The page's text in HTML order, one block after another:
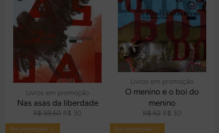
Livros em promoção
Nas asas da liberdade
Preço
normal
R$ 59,50 Preço
R$ 30
Livros em promoção
O menino e o boi do
menino
Preço
normal
R$ 62 Preço
promocional
R$ 30
Em promoção! ☆ Em promoção! ☆